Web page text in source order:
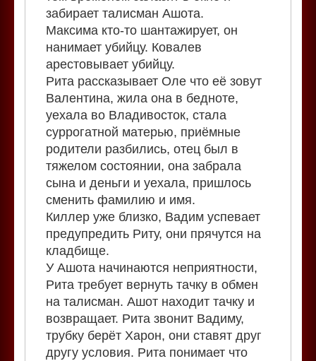
забирает талисман Ашота.
Максима кто-то шантажирует, он
нанимает убийцу. Ковалев
арестовывает убийцу.
Рита рассказывает Оле что её зовут
Валентина, жила она в бедноте,
уехала во Владивосток, стала
суррогатной матерью, приёмные
родители разбились, отец был в
тяжелом состоянии, она забрала
сына и деньги и уехала, пришлось
сменить фамилию и имя.
Киллер уже близко, Вадим успевает
предупредить Риту, они прячутся на
кладбище.
У Ашота начинаются неприятности,
Рита требует вернуть тачку в обмен
на талисман. Ашот находит тачку и
возвращает. Рита звонит Вадиму,
трубку берёт Харон, они ставят друг
другу условия. Рита понимает что